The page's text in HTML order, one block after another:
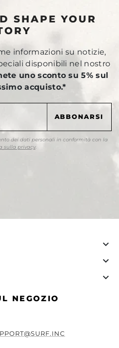
SHAPE YOUR
informazioni su notizie,
disponibili nel nostro
uno sconto su 5% sul
acquisto.*
dei dati personali in conformità con la
sulla privacy.



NEGOZIO